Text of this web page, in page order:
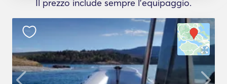
Il prezzo include sempre l'equipaggio.